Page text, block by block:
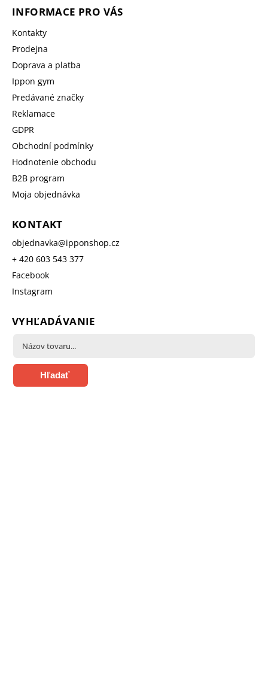
INFORMACE PRO VÁS
Kontakty
Prodejna
Doprava a platba
Ippon gym
Predávané značky
Reklamace
GDPR
Obchodní podmínky
Hodnotenie obchodu
B2B program
Moja objednávka
KONTAKT
objednavka@ipponshop.cz
+ 420 603 543 377
Facebook
Instagram
VYHĽADÁVANIE
Hľadať